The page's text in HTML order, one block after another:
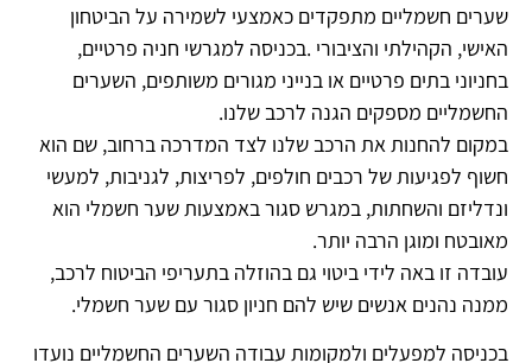
שערים חשמליים מתפקדים כאמצעי לשמירה על הביטחון
האישי, הקהילתי והציבורי .בכניסה למגרשי חניה פרטיים,
בחניוני בתים פרטיים או בנייני מגורים משותפים, השערים
החשמליים מספקים הגנה לרכב שלנו.
במקום להחנות את הרכב שלנו לצד המדרכה ברחוב, שם הוא
חשוף לפגיעות של רכבים חולפים, לפריצות, לגניבות, למעשי
ונדליזם והשחתות, במגרש סגור באמצעות שער חשמלי הוא
מאובטח ומוגן הרבה יותר.
עובדה זו באה לידי ביטוי גם בהוזלה בתעריפי הביטוח לרכב,
ממנה נהנים אנשים שיש להם חניון סגור עם שער חשמלי.
בכניסה למפעלים ולמקומות עבודה השערים החשמליים נועדו